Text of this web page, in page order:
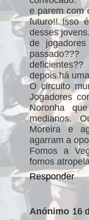
e parem com
futuro!! isso
desses
de
depois há
O circuito
Jogadores
Noronha
medianos.
Moreira e
agarram a
Fomos a
fomos
Responder
Anónimo 16